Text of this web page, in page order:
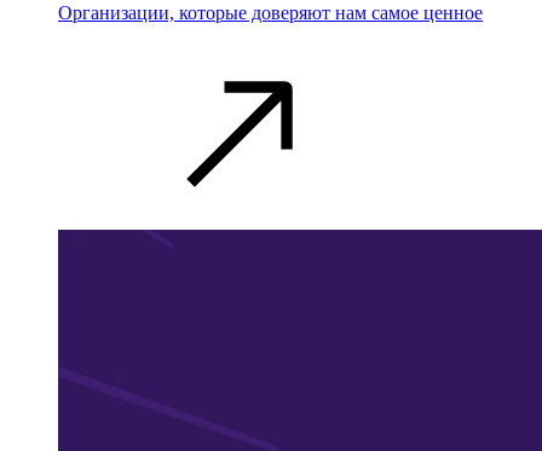
Организации, которые доверяют нам самое ценное